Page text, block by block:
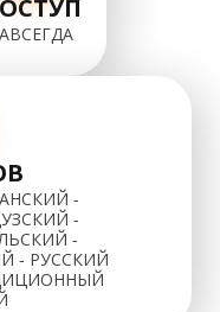
-
-
-
- РУССКИЙ